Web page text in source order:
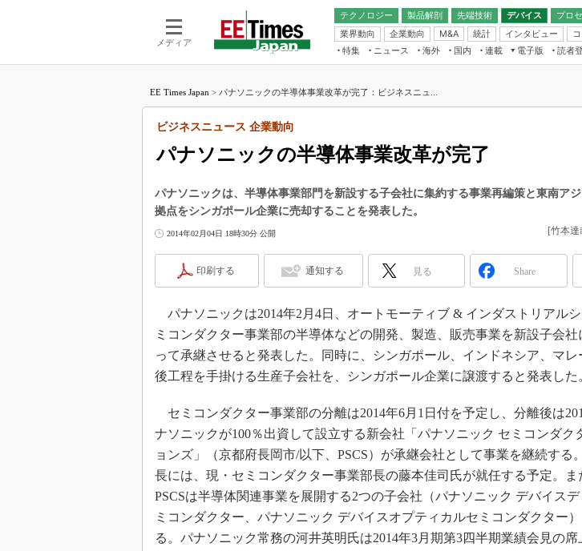
メディア
テクノロジー 製品解剖
先端技術
電池／エネルギー
デバイス
アナログ
マイコン
プロ
業界動向
企業動向 M&A 統計 インタビュー
フィジカルAI
読者調査（EE Times Research）
電源設計（EDN Japan）
エレクトロニクス入門（EDN
Japan）
特集 ニュース 海外 国内
連載
福田昭のデバイス通信
大山聡の業界スコープ
リタイア直前エンジニアの社会人大
学漂流記
踊るバズワード ～Behind the
Buzzword
で起こること
製品分解で探るアジアの新トレンド
光伝送技術を知る
イノベーションは日本を救うのか
JASA発IoT通信
IHSアナリスト「未来展望」
「英語に愛されないエンジニア」の
ための新行動論
電子版
電子ブックレット
読者
EE Times Japan > パナソニックの半導体事業改革が完了：ビジネスニュ...
パナソニックの半導体事業改革が完了
ビジネスニュース 企業動向
パナソニックは、半導体事業部門を新設する子会社に集約する事業再編策と東南ア
拠点をシンガポール企業に売却することを発表した。
2014年02月04日 18時30分 公開 [竹本達
印刷する 通知する 見る Share
パナソニックは2014年2月4日、オートモーティブ & インダストリアル
ミコンダクター事業部の半導体などの開発、製造、販売事業を新設子会社
って承継させると発表した。同時に、シンガポール、インドネシア、マ
後工程を手掛ける生産子会社を、シンガポール企業に譲渡すると発表した
セミコンダクター事業部の分離は2014年6月1日付を予定し、分離後は
ナソニックが100％出資して設立する新会社「パナソニック セミコンダク
ョンズ」（京都府長岡市/以下、PSCS）が承継会社として事業を継続する
長には、現・セミコンダクター事業部長の藤本佳司氏が就任する予定。ま
PSCSは半導体関連事業を展開する2つの子会社（パナソニック デバイス
ミコンダクター、パナソニック デバイスオプティカルセミコンダクター
る。パナソニック常務の河井英明氏は2014年3月期第3四半期業績会見の席